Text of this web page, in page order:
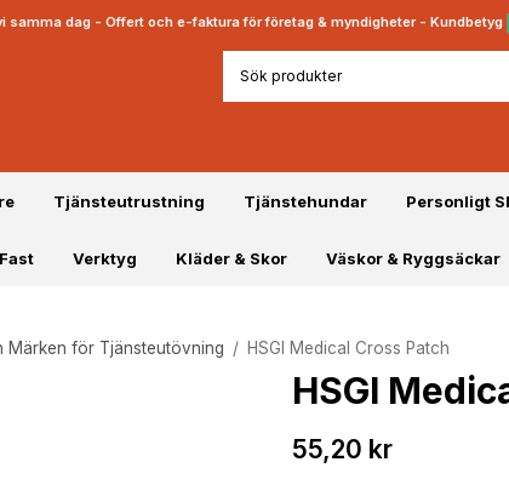
samma dag - Offert och e-faktura för företag & myndigheter - Kundbetyg
Tjänsteutrustning Tjänstehundar Personligt
Verktyg Kläder & Skor Väskor & Ryggsäckar
Märken för Tjänsteutövning / HSGI Medical Cross Patch
HSGI
55,20 kr